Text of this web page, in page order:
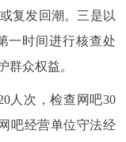
复发回潮。三是以
一时间进行核查处
群众权益。
人次，检查网吧30
吧经营单位守法经